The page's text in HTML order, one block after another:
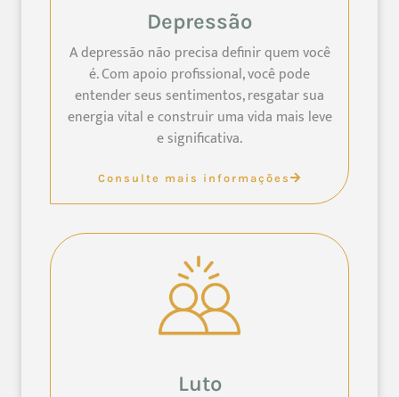
Depressão
A depressão não precisa definir quem você
é. Com apoio profissional, você pode
entender seus sentimentos, resgatar sua
energia vital e construir uma vida mais leve
e significativa.
Consulte mais informações
Luto